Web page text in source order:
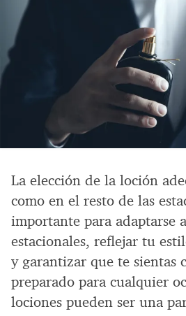
La elección de la loción
como en el resto de las
importante para adaptarse
estacionales, reflejar tu
y garantizar que te sientas
preparado para cualquier
lociones pueden ser una